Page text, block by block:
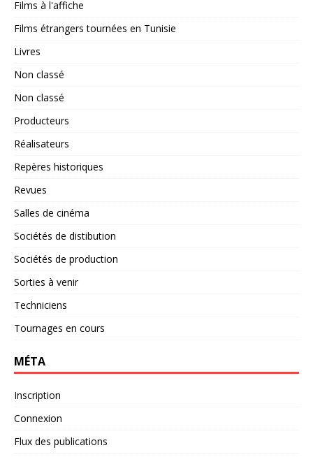
Films à l'affiche
Films étrangers tournées en Tunisie
Livres
Non classé
Non classé
Producteurs
Réalisateurs
Repères historiques
Revues
Salles de cinéma
Sociétés de distibution
Sociétés de production
Sorties à venir
Techniciens
Tournages en cours
MÉTA
Inscription
Connexion
Flux des publications